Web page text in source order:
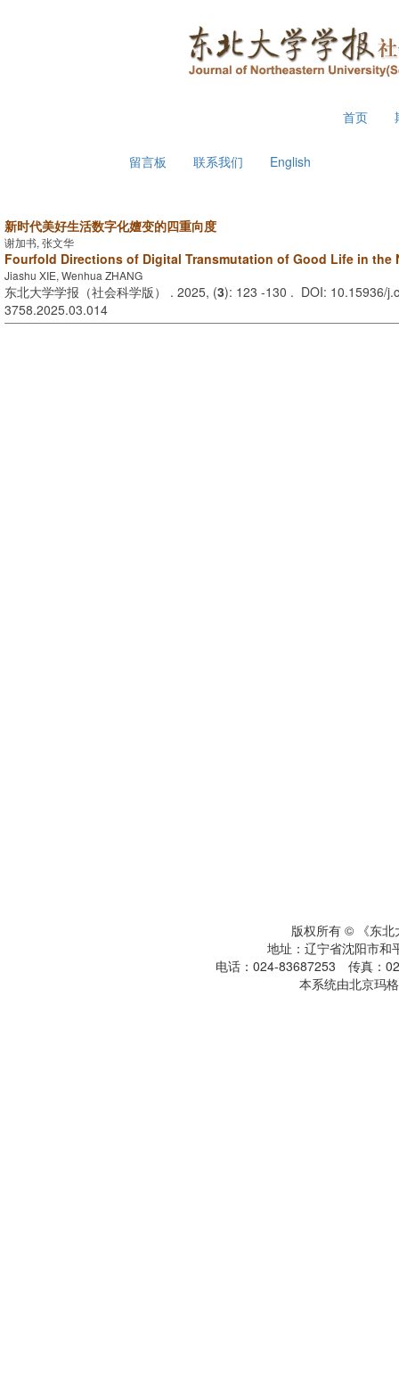
首页
留言板 联系我们 English
新时代美好生活数字化嬗变的四重向度
谢加书, 张文华
Fourfold Directions of Digital Transmutation of Good Life in the
Jiashu XIE, Wenhua ZHANG
东北大学学报（社会科学版） . 2025, (3): 123 -130 . DOI: 10.15936/
3758.2025.03.014
版权所有 © 《东北
地址：辽宁省沈阳市
电话：024-83687253 传真：
本系统由北京玛